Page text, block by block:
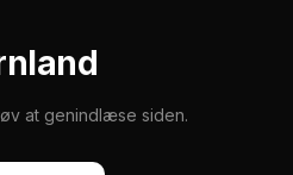
at genindlæse siden.